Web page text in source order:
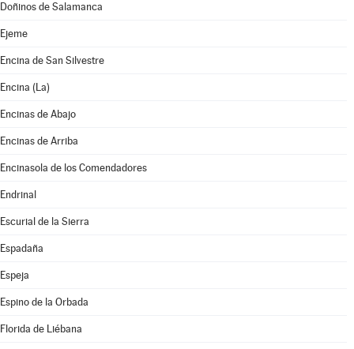
Doñinos de Salamanca
Ejeme
Encina de San Silvestre
Encina (La)
Encinas de Abajo
Encinas de Arriba
Encinasola de los Comendadores
Endrinal
Escurial de la Sierra
Espadaña
Espeja
Espino de la Orbada
Florida de Liébana